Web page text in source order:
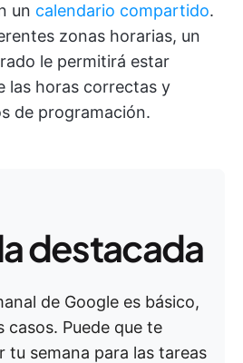
un calendario compartido.
zonas horarias, un
le permitirá estar
las horas correctas y
de programación.
destacada
de Google es básico,
casos. Puede que te
tu semana para las tareas